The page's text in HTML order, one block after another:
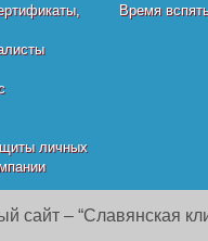
личных
Время
сайт – “Славянская